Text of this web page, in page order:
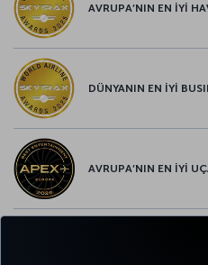
AVRUPA’NIN EN İYİ
DÜNYANIN EN İYİ
AVRUPA’NIN EN İYİ